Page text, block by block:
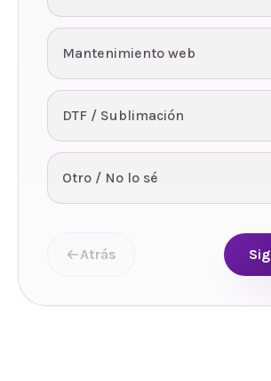
Mantenimiento web
DTF / Sublimación
Otro / No lo sé
Atrás